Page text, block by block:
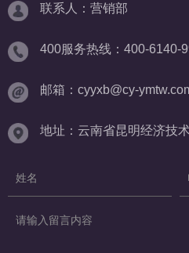
联系人：营销部
400服务热线：400-6140-
邮箱：cyyxb@cy-
地址：云南省昆明经济技